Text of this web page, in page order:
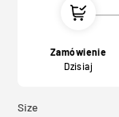
Zamówienie
Dzisiaj
Size